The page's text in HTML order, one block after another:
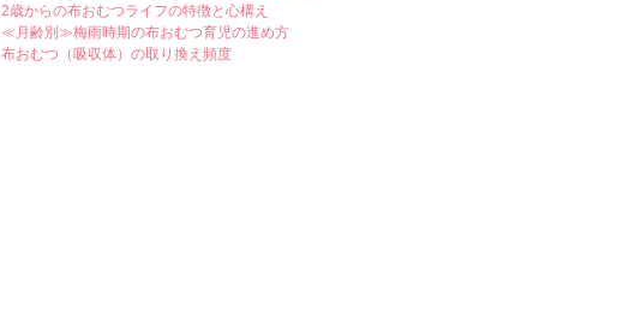
2歳からの布おむつライフの特徴と心構え
≪月齢別≫梅雨時期の布おむつ育児の進め方
布おむつ（吸収体）の取り換え頻度